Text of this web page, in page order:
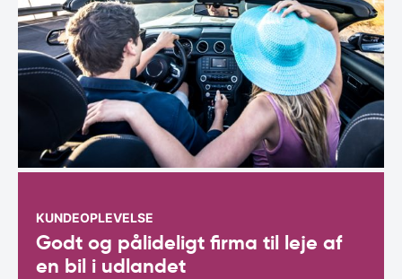
KUNDEOPLEVELSE
Godt og pålideligt firma til leje af
en bil i udlandet